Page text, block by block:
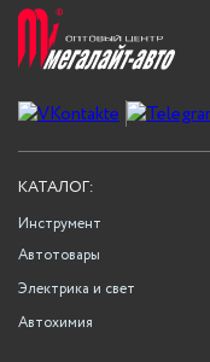
КАТАЛОГ:
Инструмент
Автотовары
Электрика и свет
Автохимия